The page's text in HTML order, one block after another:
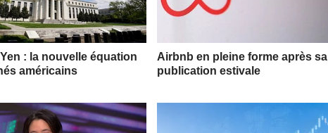
: la nouvelle équation
américains
Airbnb en pleine forme après sa
publication estivale